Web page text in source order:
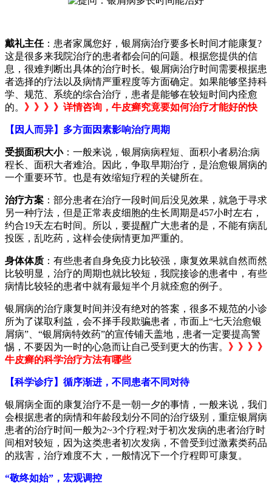
戴礼主任：患者家属您好，银屑病治疗要多长时间才能康复?
这是很多来我院治疗的患者都会问的问题。根据您提供的信
息，很难判断出具体的治疗时长。银屑病治疗时间需要根据患
者选择的疗法以及病情严重程度等方面确定。如果能够坚持科
学、规范、系统的综合治疗，患者是能够在较短时间内痊愈
的。 》》》》详情咨询，牛皮癣究竟要如何治疗才能好的快
【因人而异】多方面因素影响治疗周期
受损面积大小：一般来说，银屑病病程短、面积小者易治;病
程长、面积大者难治。因此，争取早期治疗，是治愈银屑病的
一个重要环节。也是有效缩短疗程的关键所在。
治疗方案 ：部分患者在治疗一段时间后没见效果，就急于寻求
另一种疗法，但是正常表皮细胞的生长周期是457小时左右，
约合19天左右时间。所以，要提醒广大患者的是，不能有病乱
投医，乱吃药，这样会使病情更加严重的。
身体体质 ：有些患者自身免疫力比较强，康复效果就自然而然
比较明显，治疗的周期也就比较短，我院接诊的患者中，有些
病情比较轻的患者中就有最短半个月就痊愈的例子。
银屑病的治疗康复时间并没有绝对的答案，很多不规范的小诊
所为了谋取利益，会不择手段欺骗患者，市面上“七天治愈银
屑病”、“银屑病特效药”的宣传铺天盖地，患者一定要提高警
惕，不要因为一时的心急而让自己受到更大的伤害。 》》》》
牛皮癣的科学治疗方法有哪些
【科学诊疗】循序渐进，不同患者不同对待
银屑病全面的康复治疗不是一朝一夕的事情，一般来说，我们
会根据患者的病情和年龄段划分不同的治疗级别，重症银屑病
患者的治疗时间一般为2~3个疗程;对于初次发病的患者治疗时
间相对较短，因为这类患者初次发病，不曾受到过激素类药品
的戕害，治疗难度不大，一般情况下一个疗程即可康复。
“敬终如始”，宏观调控